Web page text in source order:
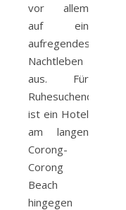
vor allem
auf ein
aufregendes
Nachtleben
aus. Für
Ruhesuchende
ist ein Hotel
am langen
Corong-
Corong
Beach
hingegen